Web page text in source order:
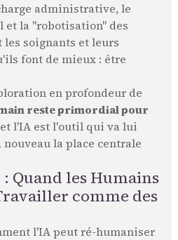
administrative, le
et la "robotisation" des
soignants et leurs
font de mieux : être
en profondeur de
reste primordial pour
l'IA est l'outil qui va lui
la place centrale
Quand les Humains
comme des
l'IA peut ré-humaniser